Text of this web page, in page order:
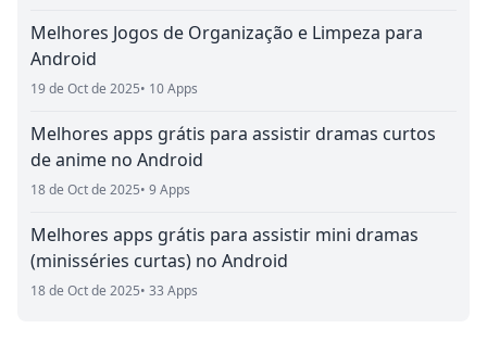
Melhores Jogos de Organização e Limpeza para
Android
19 de Oct de 2025• 10 Apps
Melhores apps grátis para assistir dramas curtos
de anime no Android
18 de Oct de 2025• 9 Apps
Melhores apps grátis para assistir mini dramas
(minisséries curtas) no Android
18 de Oct de 2025• 33 Apps